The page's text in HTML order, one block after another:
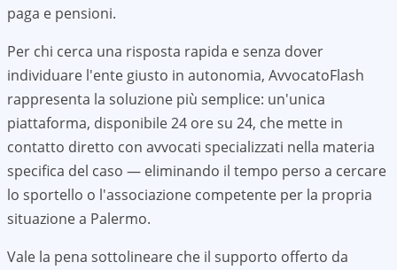
paga e pensioni.
Per chi cerca una risposta rapida e senza dover
individuare l'ente giusto in autonomia, AvvocatoFlash
rappresenta la soluzione più semplice: un'unica
piattaforma, disponibile 24 ore su 24, che mette in
contatto diretto con avvocati specializzati nella materia
specifica del caso — eliminando il tempo perso a cercare
lo sportello o l'associazione competente per la propria
situazione a Palermo.
Vale la pena sottolineare che il supporto offerto da